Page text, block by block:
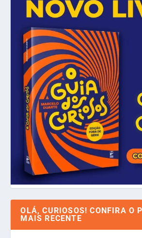
OLÁ, CURIOSOS! CONFIRA O
MAIS RECENTE